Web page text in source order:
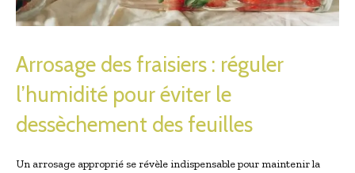
Arrosage des fraisiers : réguler
l’humidité pour éviter le
dessèchement des feuilles
Un arrosage approprié se révèle indispensable pour maintenir la